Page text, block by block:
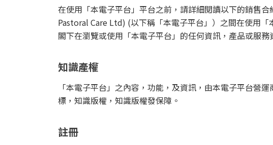
在使用「本電子平台」平台之前，請詳細閱讀以下的銷售
Pastoral Care Ltd) (以下稱「本電子平台」）之間在使用
閣下在瀏覽或使用「本電子平台」的任何資訊，產品或服
知識產權
「本電子平台」之內容，功能，及資訊，由本電子平台
標，知識版權，知識版權發保障。
註冊